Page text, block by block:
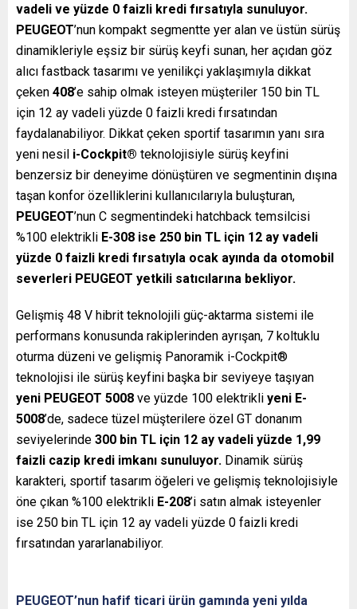
vadeli ve yüzde 0 faizli kredi fırsatıyla sunuluyor.
PEUGEOT’nun kompakt segmentte yer alan ve üstün sürüş
dinamikleriyle eşsiz bir sürüş keyfi sunan, her açıdan göz
alıcı fastback tasarımı ve yenilikçi yaklaşımıyla dikkat
çeken 408’e sahip olmak isteyen müşteriler 150 bin TL
için 12 ay vadeli yüzde 0 faizli kredi fırsatından
faydalanabiliyor. Dikkat çeken sportif tasarımın yanı sıra
yeni nesil i-Cockpit® teknolojisiyle sürüş keyfini
benzersiz bir deneyime dönüştüren ve segmentinin dışına
taşan konfor özelliklerini kullanıcılarıyla buluşturan,
PEUGEOT’nun C segmentindeki hatchback temsilcisi
%100 elektrikli E-308 ise 250 bin TL için 12 ay vadeli
yüzde 0 faizli kredi fırsatıyla ocak ayında da otomobil
severleri PEUGEOT yetkili satıcılarına bekliyor.
Gelişmiş 48 V hibrit teknolojili güç-aktarma sistemi ile
performans konusunda rakiplerinden ayrışan, 7 koltuklu
oturma düzeni ve gelişmiş Panoramik i-Cockpit®
teknolojisi ile sürüş keyfini başka bir seviyeye taşıyan
yeni PEUGEOT 5008 ve yüzde 100 elektrikli yeni E-
5008’de, sadece tüzel müşterilere özel GT donanım
seviyelerinde 300 bin TL için 12 ay vadeli yüzde 1,99
faizli cazip kredi imkanı sunuluyor. Dinamik sürüş
karakteri, sportif tasarım öğeleri ve gelişmiş teknolojisiyle
öne çıkan %100 elektrikli E-208’i satın almak isteyenler
ise 250 bin TL için 12 ay vadeli yüzde 0 faizli kredi
fırsatından yararlanabiliyor.
PEUGEOT’nun hafif ticari ürün gamında yeni yılda